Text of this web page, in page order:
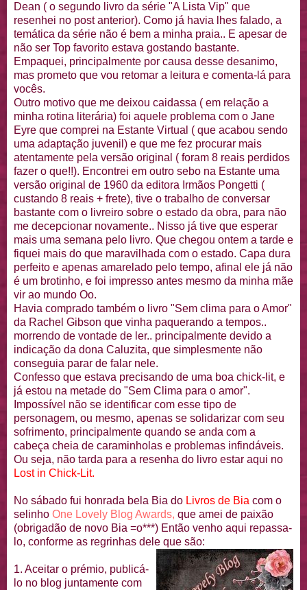
Dean ( o segundo livro da série "A Lista Vip" que
resenhei no postanterior). Como já havia lhes falado, a
temática da série não é bem a minha praia.. E apesar de
não ser Top favorito estava gostando bastante.
Empaquei, principalmente por causa desse desanimo,
mas prometo que vou retomar a leitura e comenta-lá para
vocês.
Outro motivo que me deixou caidassa ( em relação a
minha rotina literária) foi aquele problema com o Jane
Eyre que comprei na Estante Virtual ( que acabou sendo
uma adaptação juvenil) e que me fez procurar mais
atentamente pela versão original ( foram 8 reais perdidos
fazer o que!!). Encontrei em outro sebo na Estante uma
versão original de 1960 da editora Irmãos Pongetti (
custando 8 reais + frete), tive o trabalho de conversar
bastante com o livreiro sobre o estado da obra, para não
me decepcionar novamente.. Nisso já tive que esperar
mais uma semana pelo livro. Que chegou ontem a tarde e
fiquei mais do que maravilhada com o estado. Capa dura
perfeito e apenas amarelado pelo tempo, afinal ele já não
é um brotinho, e foi impresso antes mesmo da minha mãe
vir ao mundo Oo.
Havia comprado também o livro "Sem clima para o Amor"
da Rachel Gibson que vinha paquerando a tempos..
morrendo de vontade de ler.. principalmente devido a
indicação da dona Caluzita, que simplesmente não
conseguia parar de falar nele.
Confesso que estava precisando de uma boa chick- lit, e
já estou na metade do "Sem Clima para o amor".
Impossível não se identificar com esse tipo de
personagem, ou mesmo, apenas se solidarizar com seu
sofrimento, principalmente quando se anda com a
cabeça cheia de caraminholas e problemas infindáveis.
Ou seja, não tarda para a resenha do livro estar aqui no
Lost in Chick-Lit.
No sábado fui honrada bela Bia do Livros de Bia com o
selinho One Lovely Blog Awards, que amei de paixão
(obrigadão de novo Bia =o***) Então venho aqui repassa-
lo, conforme as regrinhas dele que são:
1. Aceitar o prémio, publicá-
lo no blog juntamente com